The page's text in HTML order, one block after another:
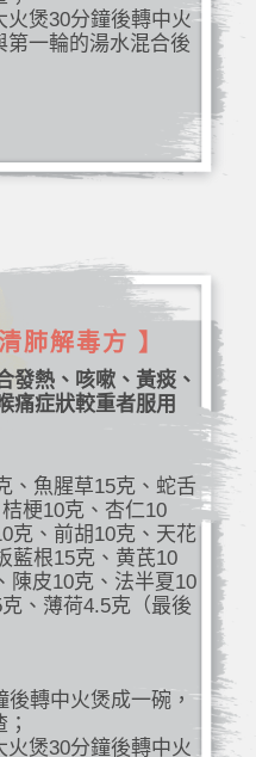
煲30分鐘後轉中火
第一輪的湯水混合後
肺解毒方 】
發熱、咳嗽、黃痰、
痛症狀較重者服用
、魚腥草15克、蛇舌
梗10克、杏仁10
克、前胡10克、天花
藍根15克、黄芪10
陳皮10克、法半夏10
、薄荷4.5克（最後
轉中火煲成一碗，
煲30分鐘後轉中火